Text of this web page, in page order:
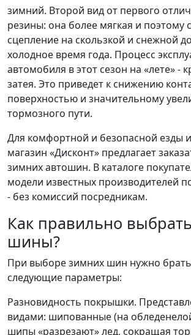
зимний. Второй вид от первого
резины: она более мягкая и поэтому
сцепление на скользкой и снежной
холодное время года. Процесс
автомобиля в этот сезон на «лете» -
затея. Это приведет к снижению
поверхностью и значительному
тормозного пути.
Для комфортной и безопасной езды
магазин «Дисконт» предлагает
зимних автошин. В каталоге
модели известных производителей
- без комиссий посредникам.
Как правильно
шины?
При выборе зимних шин нужно
следующие параметры:
Разновидность покрышки.
видами: шипованные (на
шипы «разрезают» лед, сокращая